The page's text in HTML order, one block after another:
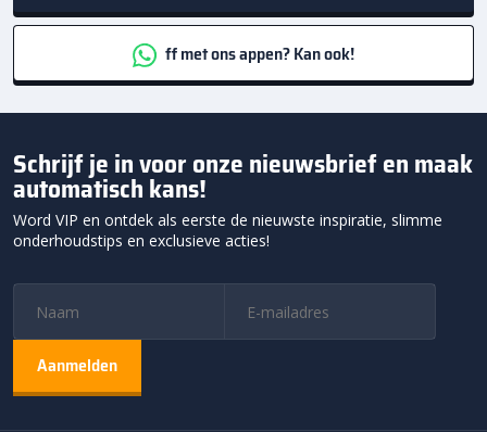
ff met ons appen? Kan ook!
Schrijf je in voor onze nieuwsbrief en maak
automatisch kans!
Word VIP en ontdek als eerste de nieuwste inspiratie, slimme
onderhoudstips en exclusieve acties!